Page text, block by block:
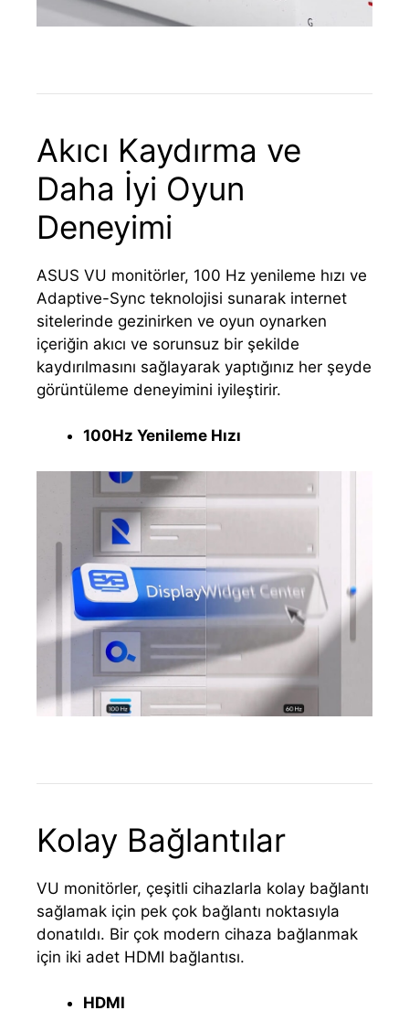
Akıcı Kaydırma ve
Daha İyi Oyun
Deneyimi
ASUS VU monitörler, 100 Hz yenileme hızı ve
Adaptive-Sync teknolojisi sunarak internet
sitelerinde gezinirken ve oyun oynarken
içeriğin akıcı ve sorunsuz bir şekilde
kaydırılmasını sağlayarak yaptığınız her şeyde
görüntüleme deneyimini iyileştirir.
100Hz Yenileme Hızı
Kolay Bağlantılar
VU monitörler, çeşitli cihazlarla kolay bağlantı
sağlamak için pek çok bağlantı noktasıyla
donatıldı. Bir çok modern cihaza bağlanmak
için iki adet HDMI bağlantısı.
HDMI